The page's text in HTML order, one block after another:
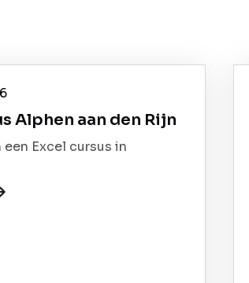
Alphen aan den Rijn
een Excel cursus in